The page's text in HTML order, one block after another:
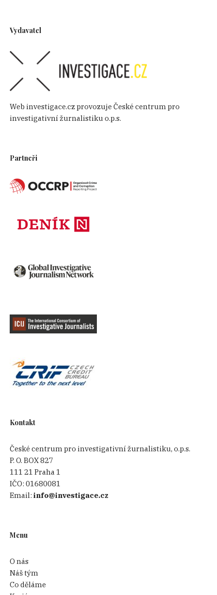
Vydavatel
Web investigace.cz provozuje České centrum pro
investigativní žurnalistiku o.p.s.
Partneři
Kontakt
České centrum pro investigativní žurnalistiku, o.p.s.
P. O. BOX 827
111 21 Praha 1
IČO:01680081
Email:info@investigace.cz
Menu
O nás
Náš tým
Co děláme